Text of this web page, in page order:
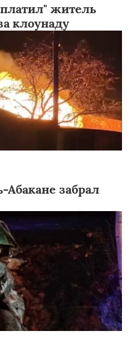
житель
клоунаду
забрал